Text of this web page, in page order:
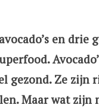
en drie
gezond. Ze zijn
Maar wat zijn